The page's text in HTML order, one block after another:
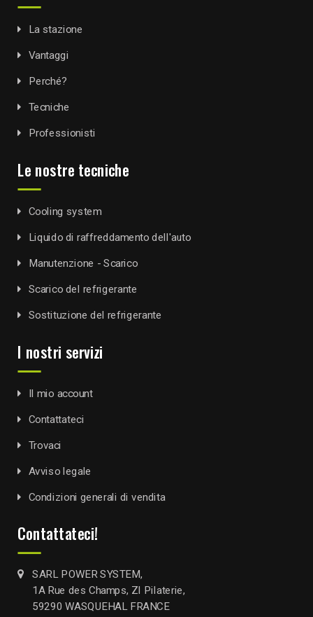
La stazione
Vantaggi
Perché?
Tecniche
Professionisti
Le nostre tecniche
Cooling system
Liquido di raffreddamento dell'auto
Manutenzione - Scarico
Scarico del refrigerante
Sostituzione del refrigerante
I nostri servizi
Il mio account
Contattateci
Trovaci
Avviso legale
Condizioni generali di vendita
Contattateci!
SARL POWER SYSTEM,
1A Rue des Champs, ZI Pilaterie,
59290 WASQUEHAL FRANCE